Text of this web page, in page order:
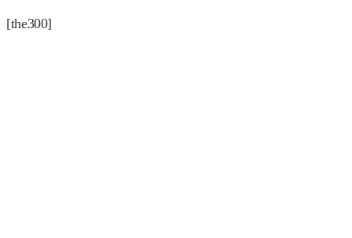
[the300]